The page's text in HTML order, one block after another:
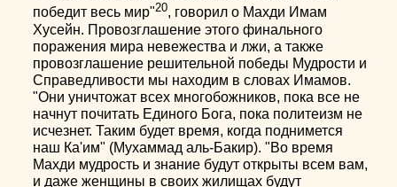
победит весь мир"20, говорил о Махди Имам
Хусейн. Провозглашение этого финального
поражения мира невежества и лжи, а также
провозглашение решительной победы Мудрости и
Справедливости мы находим в словах Имамов.
"Они уничтожат всех многобожников, пока все не
начнут почитать Единого Бога, пока политеизм не
исчезнет. Таким будет время, когда поднимется
наш Ка'им" (Мухаммад аль-Бакир). "Во время
Махди мудрость и знание будут открыты всем вам,
и даже женщины в своих жилищах будут